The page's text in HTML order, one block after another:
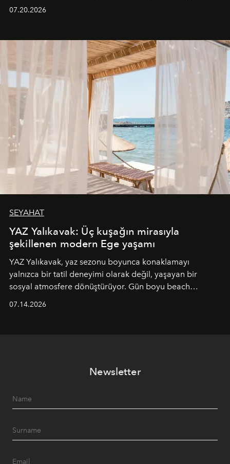
07.20.2026
SEYAHAT
YAZ Yalıkavak: Üç kuşağın mirasıyla
şekillenen modern Ege yaşamı
YAZ Yalıkavak, yaz sezonu boyunca konaklamayı
yalnızca bir tatil deneyimi olarak değil, yaşayan bir
sosyal atmosfere dönüştürüyor. Gün boyu beach
geceye taşıyarak her hafta farklı bir deneyim sunuyor.
07.14.2026
Newsletter